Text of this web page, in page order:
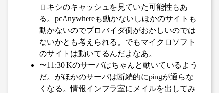
ロキシのキャッシュを見ていた可能性もあ
る。pcAnywhereも動かないしほかのサイトも
動かないのでプロバイダ側がおかしいのでは
ないかとも考えられる。でもマイクロソフト
のサイトは動いてるんだよなあ。
〜11:30 Kのサーバはちゃんと動いているよう
だ。がほかのサーバは断続的にpingが通らな
くなる。情報インフラ室にメイルを出してみ